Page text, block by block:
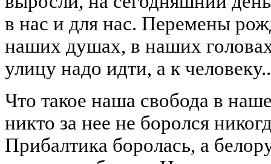
в нас и для нас. Перемены
наших душах, в наших
улицу надо идти, а к
Что такое наша свобода в
никто за нее не боролся
Прибалтика боролась, а